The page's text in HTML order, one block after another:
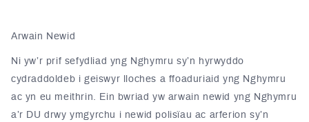
Arwain Newid
Ni yw’r prif sefydliad yng Nghymru sy’n hyrwyddo
cydraddoldeb i geiswyr lloches a ffoaduriaid yng Nghymru
ac yn eu meithrin. Ein bwriad yw arwain newid yng Nghymru
a’r DU drwy ymgyrchu i newid polisïau ac arferion sy’n